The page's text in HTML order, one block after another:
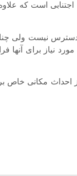
است که
دسترس نیست ولی
نیاز برای آنها
احداث مکانی خاص